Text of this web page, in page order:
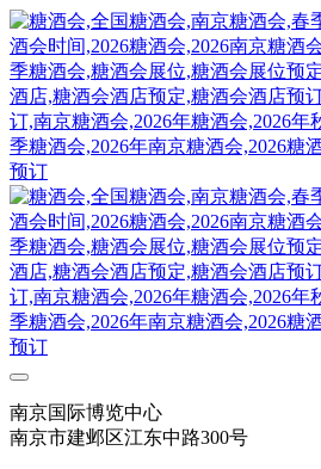
南京国际博览中心
南京市建邺区江东中路300号